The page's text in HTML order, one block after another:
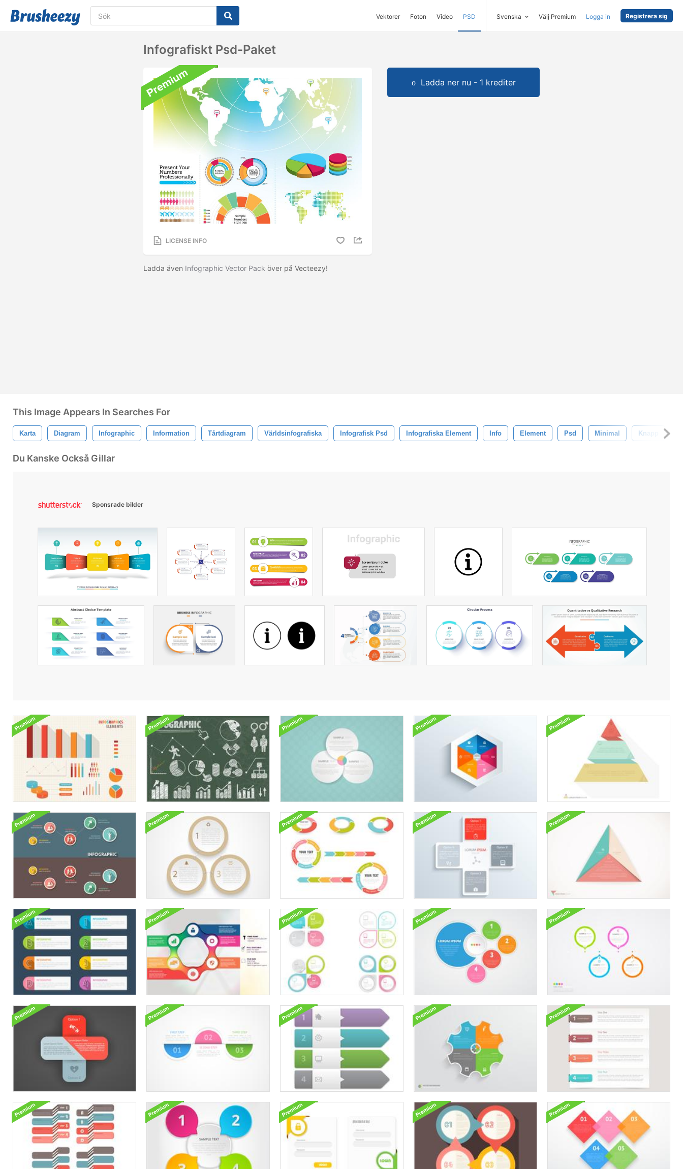
Vektorer Foton Video PSD Svenska Välj Premium Logga in Registrera sig
Infografiskt Psd-Paket
LICENSE INFO
Ladda även Infographic Vector Pack över på Vecteezy!
Ladda ner nu - 1 krediter
This Image Appears In Searches For
Karta Diagram Infographic Information Tårtdiagram Världsinfografiska Infografisk Psd Infografiska Element Info Element Psd Minimal Knapp
Du Kanske Också Gillar
Sponsrade bilder